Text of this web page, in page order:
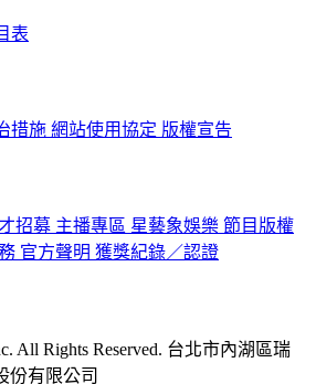
表
措施 網站使用協定 版權宣告
招募 主播專區 星藝象娛樂 節目版權
官方聲明 獲獎紀錄／認證
All Rights Reserved. 台北市內湖區瑞
份有限公司